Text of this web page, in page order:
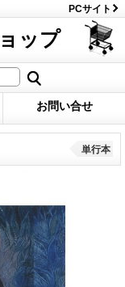
PCサイト
ップ
お問い合せ
単行本